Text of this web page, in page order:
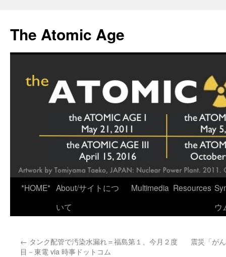
content
The Atomic Age
*HOME* About/サイトにつ
いて
Multimedia Resources
ウ
← タンク配管で汚染水漏れ＝福島第１、今月２度
目－東電 via 時事ドットコム
震災「が